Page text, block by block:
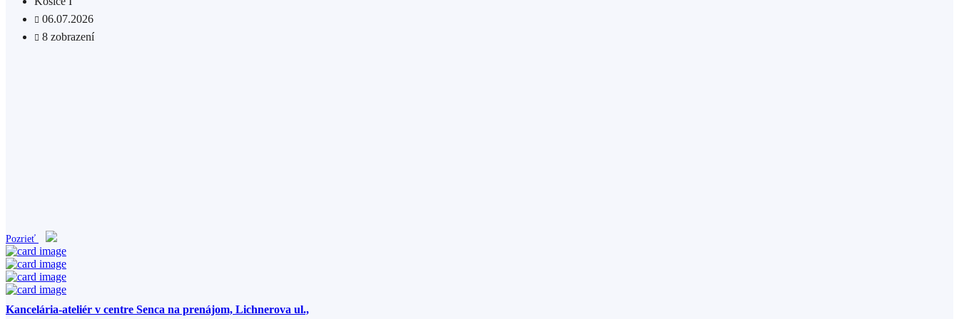
06.07.2026
8 zobrazení
Pozrieť
Kancelária-ateliér v centre Senca na prenájom, Lichnerova ul.,